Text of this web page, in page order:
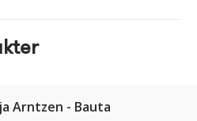
Arntzen - Bauta